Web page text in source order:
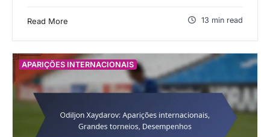
Read More 13 min read
APARIÇÕES INTERNACIONAIS